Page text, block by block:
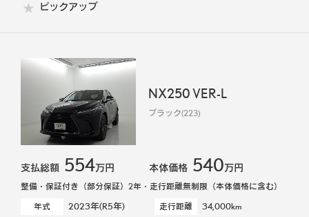
ピックアップ
NX250 VER-L
ブラック(223)
支払総額 554万円 本体価格 540万円
整備・保証付き（部分保証）2年・走行距離無制限（本体価格に含む）
年式
2023年(R5年) 走行距離 34,000km